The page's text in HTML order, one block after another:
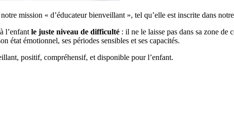
mission « d’éducateur bienveillant », tel qu’elle est inscrite dans
l’enfant le juste niveau de difficulté : il ne le laisse pas dans sa zone de
état émotionnel, ses périodes sensibles et ses capacités.
positif, compréhensif, et disponible pour l’enfant.